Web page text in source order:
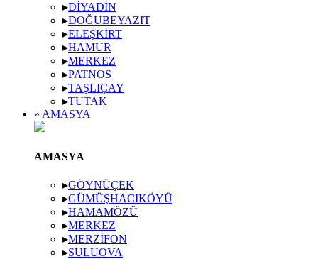
▸DIYADIN
▸DOĞUBEYAZIT
▸ELEŞKIRT
▸HAMUR
▸MERKEZ
▸PATNOS
▸TAŞLIÇAY
▸TUTAK
» AMASYA
AMASYA
▸GÖYNÜÇEK
▸GÜMÜŞHACIKÖYÜ
▸HAMAMÖZÜ
▸MERKEZ
▸MERZIFON
▸SULUOVA